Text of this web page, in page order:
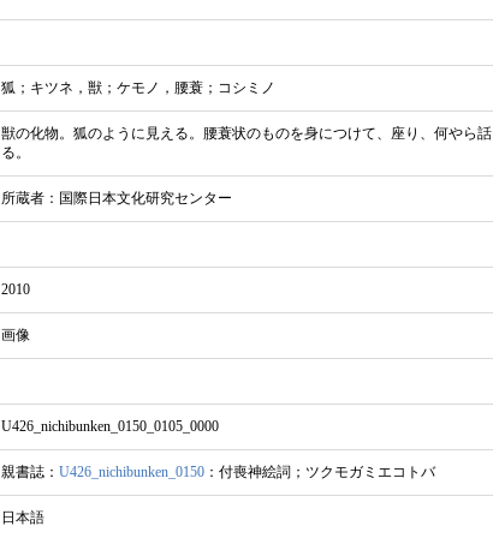
狐；キツネ，獣；ケモノ，腰蓑；コシミノ
獣の化物。狐のように見える。腰蓑状のものを身につけて、座り、何やら
る。
所蔵者：国際日本文化研究センター
2010
画像
U426_nichibunken_0150_0105_0000
親書誌： U426_nichibunken_0150 ：付喪神絵詞；ツクモガミエコトバ
日本語